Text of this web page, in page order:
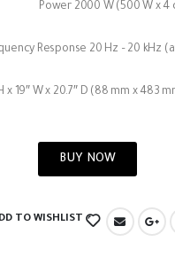
Power 2000 W (500 W x 4
Response 20 Hz – 20 kHz
x 19″ W x 20.7″ D (88 mm x 483
BUY NOW
TO WISHLIST